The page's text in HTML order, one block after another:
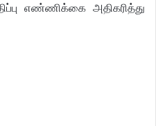
எண்ணிக்கை அதிகரித்து